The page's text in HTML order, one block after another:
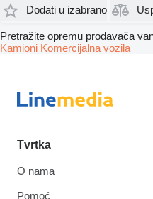
Dodati u izabrano
Pretražite opremu prodavača
Kamioni Komercijalna vozila
Tvrtka
O nama
Pomoć